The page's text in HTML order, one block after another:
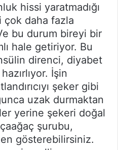
hissi yaratmadığı
daha fazla
bu durum bireyi bir
hale getiriyor. Bu
direnci, diyabet
İşin
şeker gibi
uzak durmaktan
yerine şekeri doğal
şurubu,
gösterebilirsiniz.